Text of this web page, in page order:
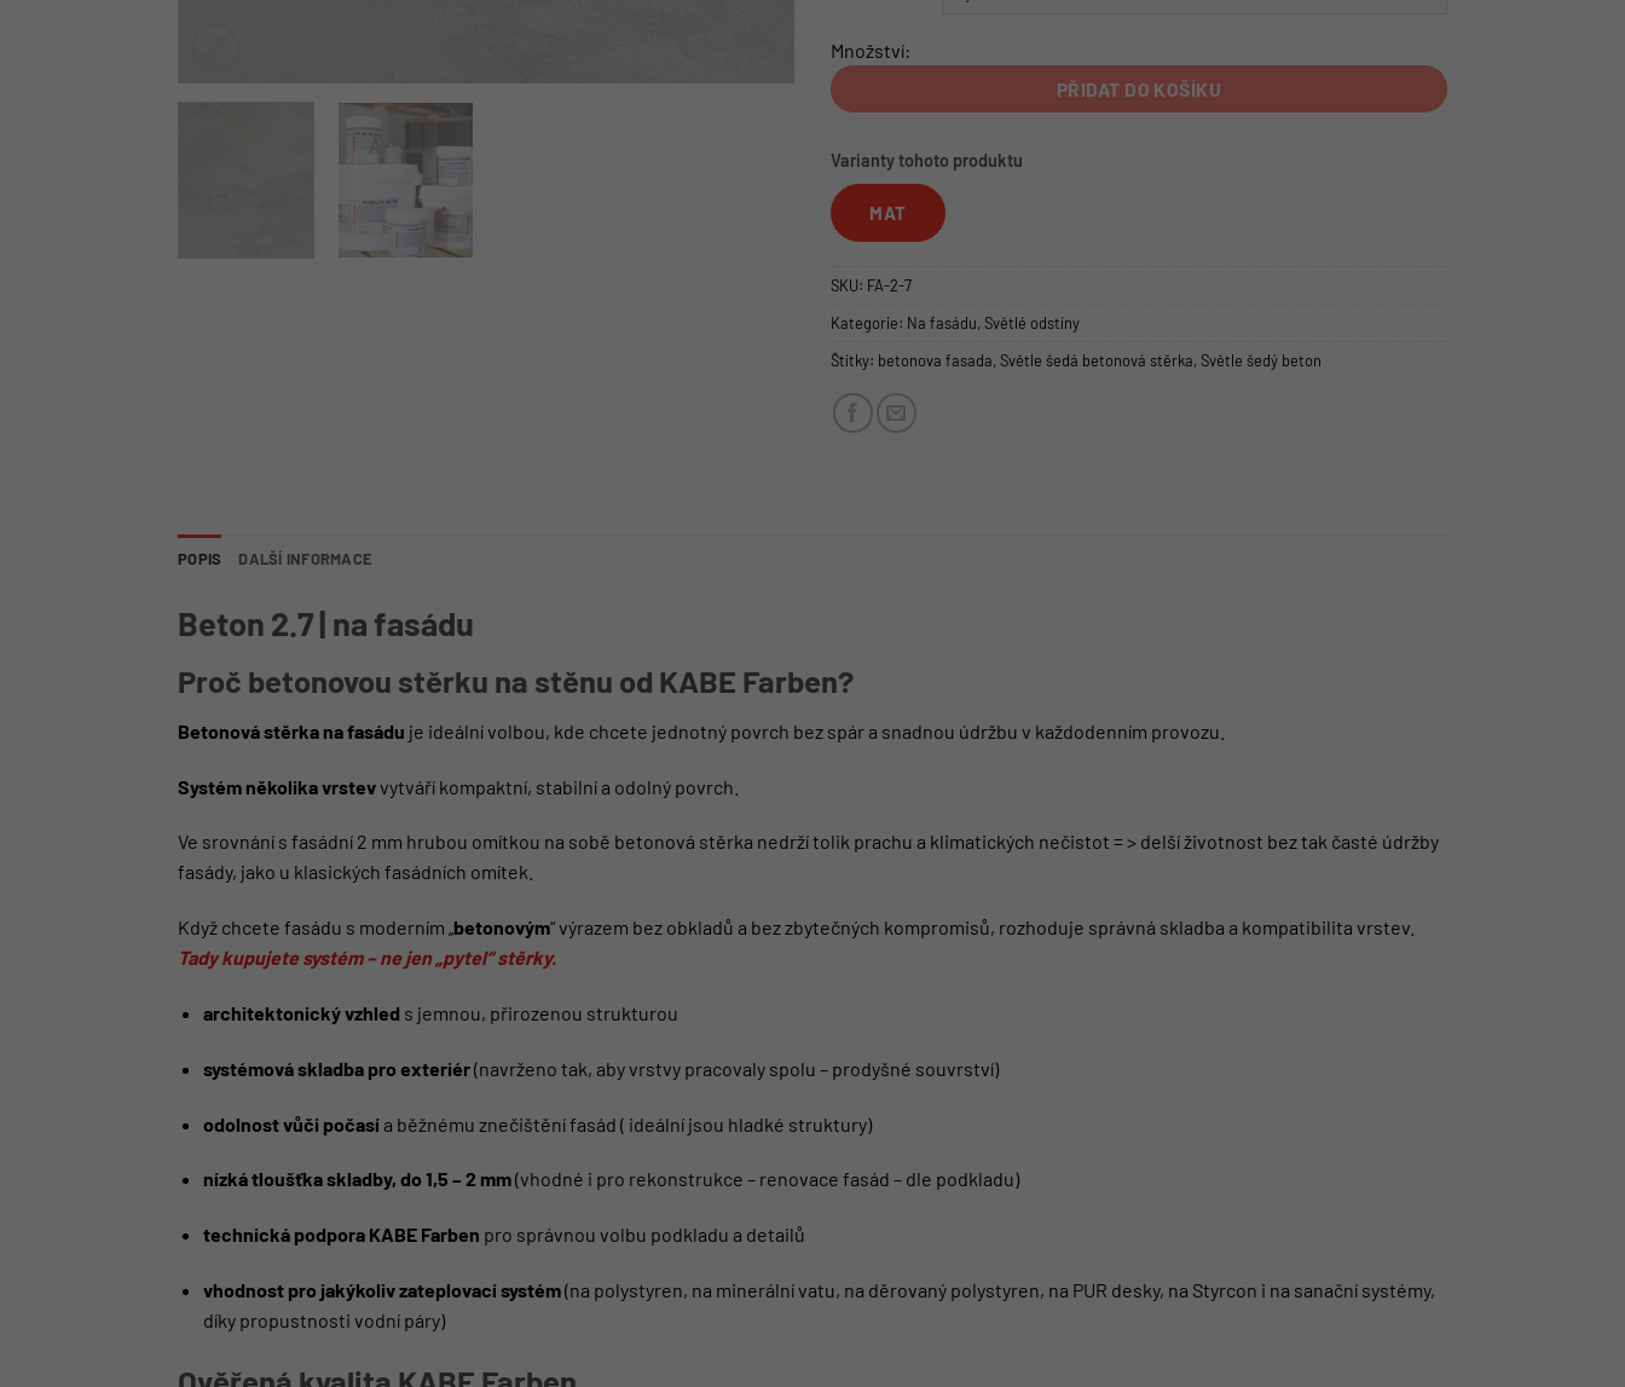
Množství:
PŘIDAT DO KOŠÍKU
Varianty tohoto produktu
MAT
SKU: FA-2-7
Kategorie: Na fasádu, Světlé odstíny
Štítky: betonova fasada, Světle šedá betonová stěrka, Světle šedý beton
POPIS DALŠÍ INFORMACE
Beton 2.7 | na fasádu
Proč betonovou stěrku na stěnu od KABE Farben?
Betonová stěrka na fasádu je ideální volbou, kde chcete jednotný povrch bez spár a snadnou údržbu v každodenním provozu.
Systém několika vrstevvytváří kompaktní, stabilní a odolný povrch.
Ve srovnání s fasádní 2 mm hrubou omítkou na sobě betonová stěrka nedrží tolik prachu a klimatických nečistot = > delší životnost bez tak časté údržby
fasády, jako u klasických fasádních omítek.
Když chcete fasádu s moderním „betonovým“ výrazem bez obkladů a bez zbytečných kompromisů, rozhoduje správná skladba a kompatibilita vrstev.
Tady kupujete systém – ne jen „pytel“ stěrky.
architektonický vzhled s jemnou, přirozenou strukturou
systémová skladba pro exteriér(navrženo tak, aby vrstvy pracovaly spolu – prodyšné souvrství)
odolnost vůči počasía běžnému znečištění fasád ( ideální jsou hladké struktury)
nízká tloušťka skladby, do 1,5 – 2 mm(vhodné i pro rekonstrukce – renovace fasád – dle podkladu)
technická podpora KABE Farben pro správnou volbu podkladu a detailů
vhodnost pro jakýkoliv zateplovací systém(na polystyren, na minerální vatu, na děrovaný polystyren, na PUR desky, na Styrcon i na sanační systémy,
díky propustnosti vodní páry)